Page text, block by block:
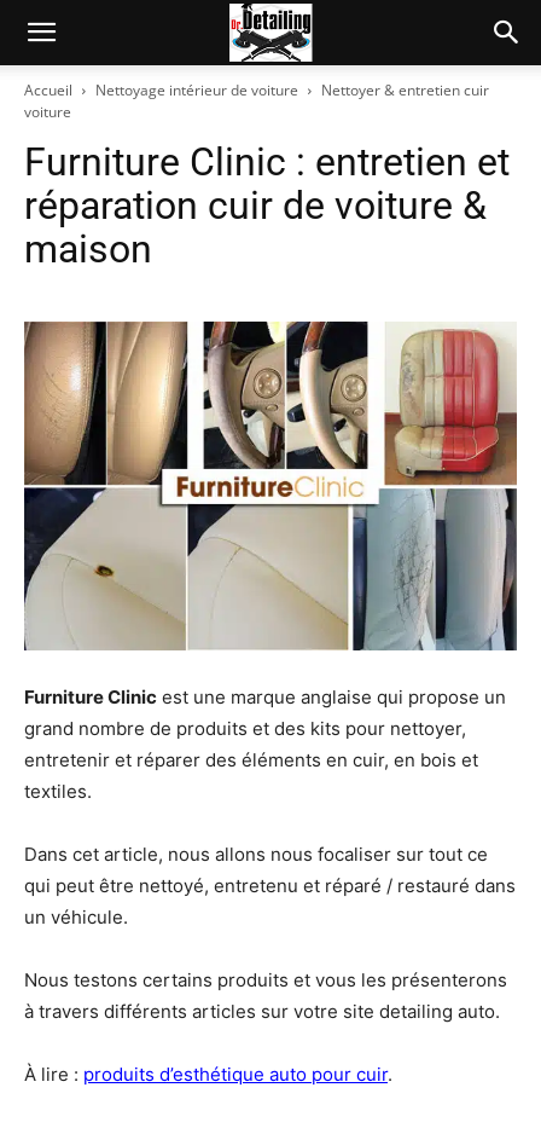
Accueil Nettoyage intérieur de voiture
Nettoyer & entretien cuir
voiture
Furniture Clinic : entretien et
réparation cuir de voiture &
maison
Furniture Clinic est une marque anglaise qui propose un
grand nombre de produits et des kits pour nettoyer,
entretenir et réparer des éléments en cuir, en bois et
textiles.
Dans cet article, nous allons nous focaliser sur tout ce
qui peut être nettoyé, entretenu et réparé / restauré dans
un véhicule.
Nous testons certains produits et vous les présenterons
à travers différents articles sur votre site detailing auto.
À lire : produits d’esthétique auto pour cuir.